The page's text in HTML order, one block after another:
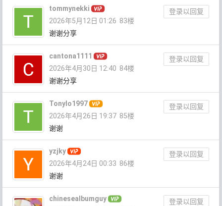
tommynekki
登录以回复
2026年5月12日 01:26 83楼
谢谢分享
cantona1111
登录以回复
2026年4月30日 12:40 84楼
谢谢分享
Tonylo1997
登录以回复
2026年4月26日 19:37 85楼
谢谢
yzjky
登录以回复
2026年4月24日 00:33 86楼
谢谢
chinesealbumguy
登录以回复